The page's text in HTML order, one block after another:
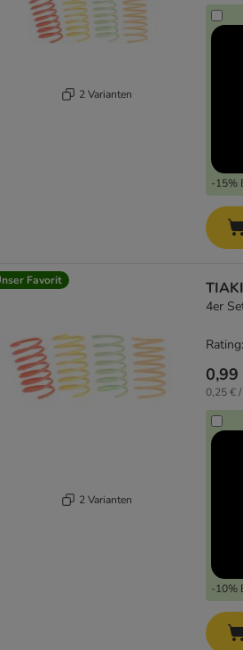
2 Varianten
-15%
Favorit
2 Varianten
4er
0,99
0,25 €
-10%